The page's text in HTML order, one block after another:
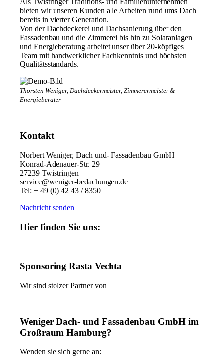
bieten wir unseren Kunden alle Arbeiten rund ums Dach
bereits in vierter Generation.
Von der Dachdeckerei und Dachsanierung über den
Fassadenbau und die Zimmerei bis hin zu Solaranlagen
und Energieberatung arbeitet unser über 20-köpfiges
Team mit handwerklicher Fachkenntnis und höchsten
Qualitätsstandards.
Thorsten Weniger, Dachdeckermeister, Zimmerermeister &
Energieberater
Kontakt
Norbert Weniger, Dach und- Fassadenbau GmbH
Konrad-Adenauer-Str. 29
27239 Twistringen
service@weniger-bedachungen.de
Tel: + 49 (0) 42 43 / 8350
Nachricht senden
Hier finden Sie uns:
Sponsoring Rasta Vechta
Wir sind stolzer Partner von
Weniger Dach- und Fassadenbau GmbH im
Großraum Hamburg?
Wenden sie sich gerne an: